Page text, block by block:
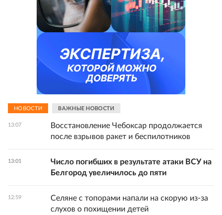
НОВОСТИ ВАЖНЫЕ НОВОСТИ
13:07
Восстановление Чебоксар продолжается
после взрывов ракет и беспилотников
13:01
Число погибших в результате атаки ВСУ на
Белгород увеличилось до пяти
12:59
Селяне с топорами напали на скорую из-за
слухов о похищении детей